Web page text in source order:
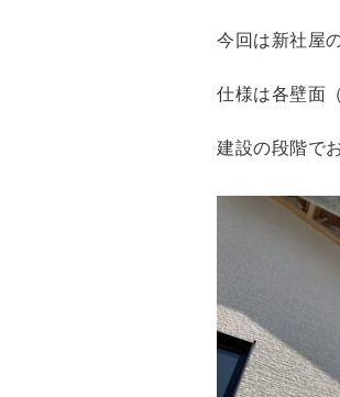
今回は新社屋
仕様は各壁面
建設の段階で